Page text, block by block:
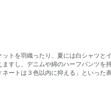
トを羽織ったり、夏には白シャツと
すし、デニムや綿のハーフパンツを
ートは３色以内に抑える」といった